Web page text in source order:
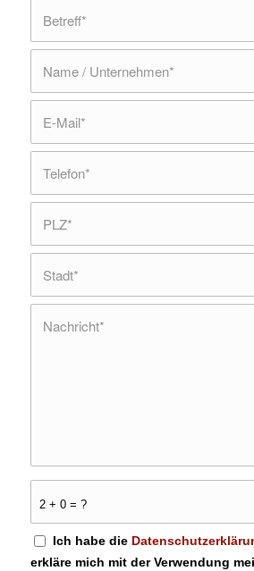
2 + 0 = ?
Ich habe die
erkläre mich mit der Verwendung